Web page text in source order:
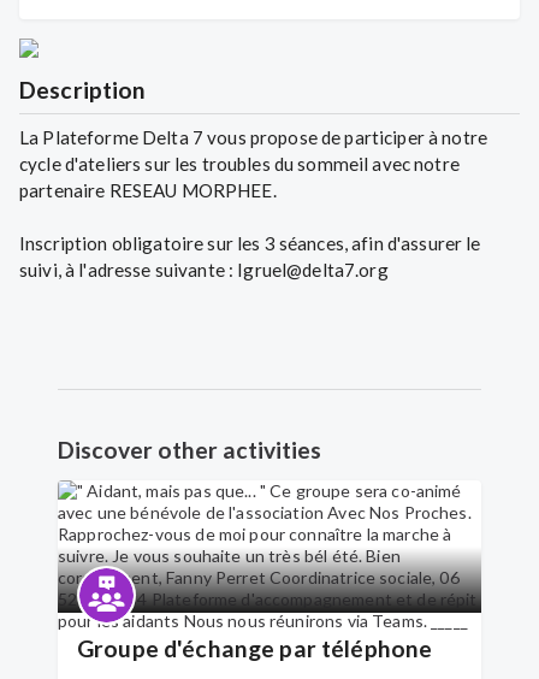
Description
La Plateforme Delta 7 vous propose de participer à notre
cycle d'ateliers sur les troubles du sommeil avec notre
partenaire RESEAU MORPHEE.
Inscription obligatoire sur les 3 séances, afin d'assurer le
suivi, à l'adresse suivante : Igruel@delta7.org
Discover other activities
Groupe d'échange par téléphone